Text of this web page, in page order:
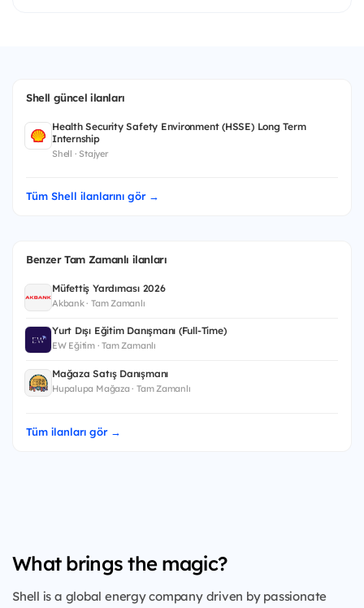
Shell güncel ilanları
Health Security Safety Environment (HSSE) Long Term
Internship
Shell · Stajyer
Tüm Shell ilanlarını gör →
Benzer Tam Zamanlı ilanları
Müfettiş Yardımcısı 2026
Akbank · Tam Zamanlı
Yurt Dışı Eğitim Danışmanı (Full-Time)
EW Eğitim · Tam Zamanlı
Mağaza Satış Danışmanı
Hupalupa Mağaza · Tam Zamanlı
Tüm ilanları gör →
What brings the magic?
Shell is a global energy company driven by passionate